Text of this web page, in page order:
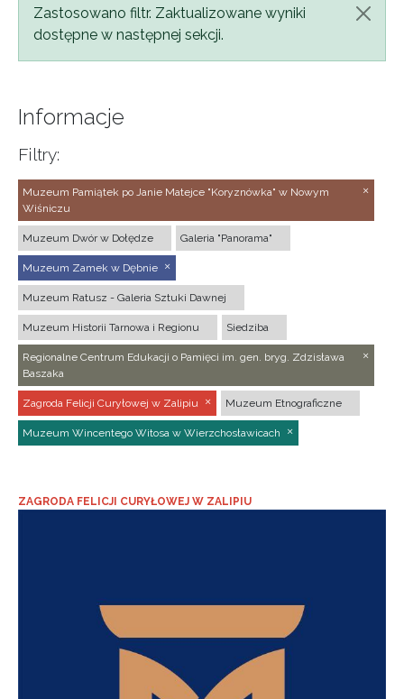
Komunikat
Zastosowano filtr. Zaktualizowane wyniki
dostępne w następnej sekcji.
Informacje
Filtry:
Muzeum Pamiątek po Janie Matejce "Koryznówka" w Nowym
Wiśniczu
Muzeum Dwór w Dołędze Galeria "Panorama"
Muzeum Zamek w Dębnie
Muzeum Ratusz - Galeria Sztuki Dawnej
Muzeum Historii Tarnowa i Regionu Siedziba
Regionalne Centrum Edukacji o Pamięci im. gen. bryg. Zdzisława
Baszaka
Zagroda Felicji Curyłowej w Zalipiu Muzeum Etnograficzne
Muzeum Wincentego Witosa w Wierzchosławicach
ZAGRODA FELICJI CURYŁOWEJ W ZALIPIU